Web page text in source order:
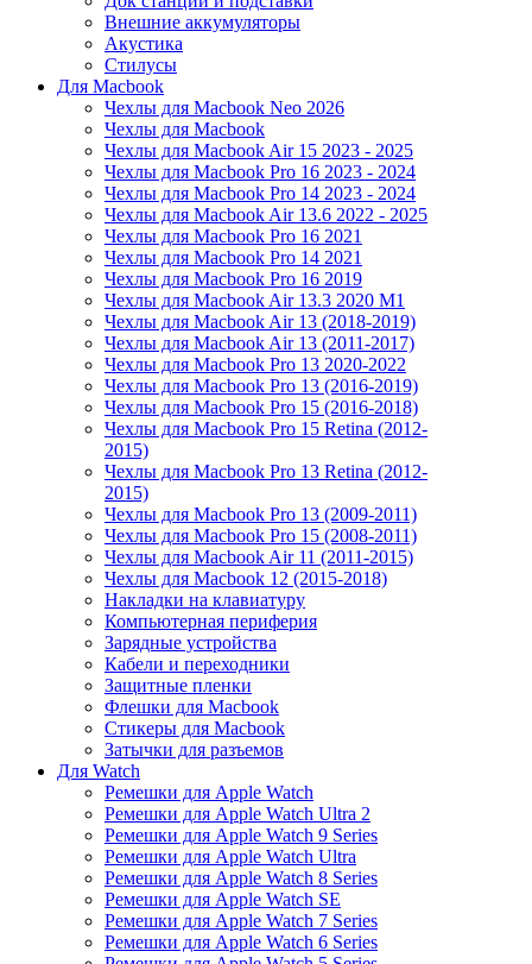
Внешние аккумуляторы
Акустика
Стилусы
Для Macbook
Чехлы для Macbook Neo 2026
Чехлы для Macbook
Чехлы для Macbook Air 15 2023 - 2025
Чехлы для Macbook Pro 16 2023 - 2024
Чехлы для Macbook Pro 14 2023 - 2024
Чехлы для Macbook Air 13.6 2022 - 2025
Чехлы для Macbook Pro 16 2021
Чехлы для Macbook Pro 14 2021
Чехлы для Macbook Pro 16 2019
Чехлы для Macbook Air 13.3 2020 M1
Чехлы для Macbook Air 13 (2018-2019)
Чехлы для Macbook Air 13 (2011-2017)
Чехлы для Macbook Pro 13 2020-2022
Чехлы для Macbook Pro 13 (2016-2019)
Чехлы для Macbook Pro 15 (2016-2018)
Чехлы для Macbook Pro 15 Retina (2012-
2015)
Чехлы для Macbook Pro 13 Retina (2012-
2015)
Чехлы для Macbook Pro 13 (2009-2011)
Чехлы для Macbook Pro 15 (2008-2011)
Чехлы для Macbook Air 11 (2011-2015)
Чехлы для Macbook 12 (2015-2018)
Накладки на клавиатуру
Компьютерная периферия
Зарядные устройства
Кабели и переходники
Защитные пленки
Флешки для Macbook
Стикеры для Macbook
Затычки для разъемов
Для Watch
Ремешки для Apple Watch
Ремешки для Apple Watch Ultra 2
Ремешки для Apple Watch 9 Series
Ремешки для Apple Watch Ultra
Ремешки для Apple Watch 8 Series
Ремешки для Apple Watch SE
Ремешки для Apple Watch 7 Series
Ремешки для Apple Watch 6 Series